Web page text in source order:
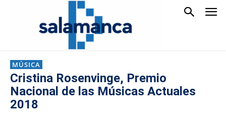
MÚSICA
Cristina Rosenvinge, Premio
Nacional de las Músicas Actuales
2018